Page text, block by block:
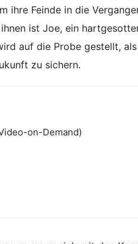
ihre Feinde in die
ist Joe, ein
auf die Probe gestellt,
zu sichern.
on-Demand)